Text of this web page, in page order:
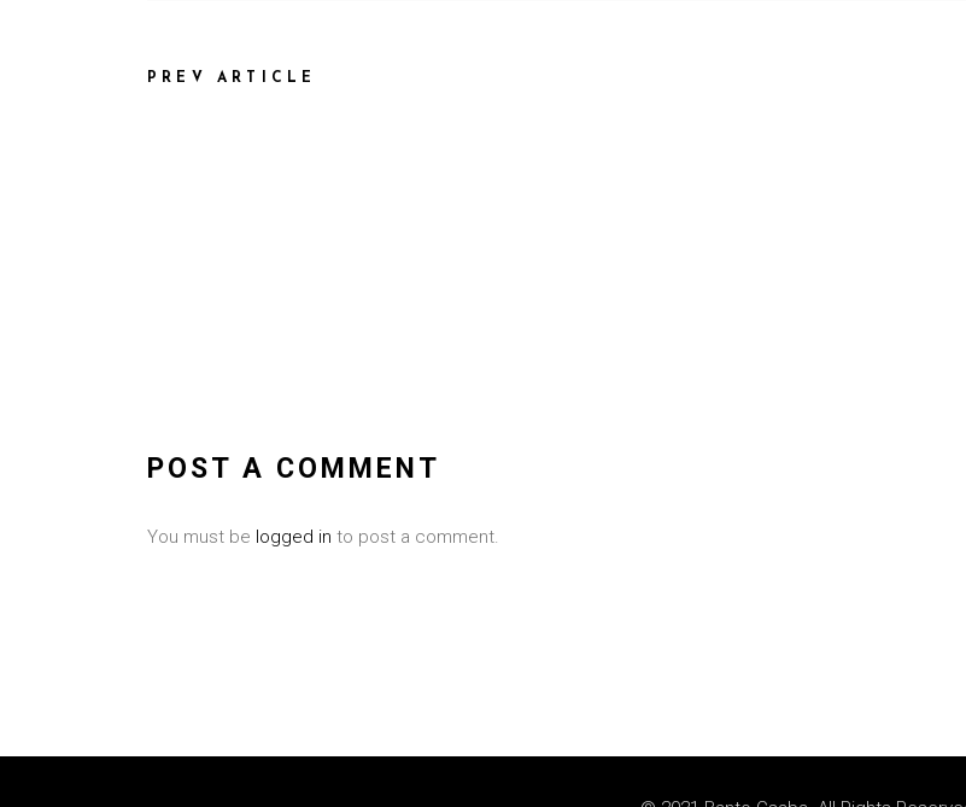
PREV ARTICLE
POST A COMMENT
You must be logged in to post a comment.